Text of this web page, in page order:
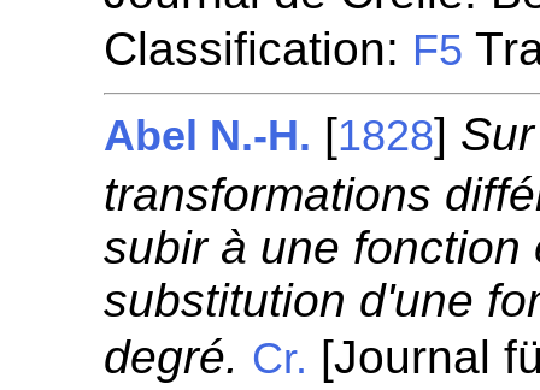
Classification: F5
Abel N.-H. [1828]
transformations
subir à une fonction
substitution d'une
degré. Cr. [Journal